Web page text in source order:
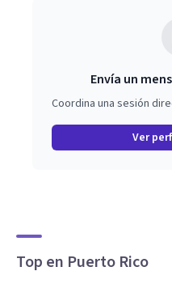
Envía un
Coordina una sesión
Ver
Top en Puerto Rico